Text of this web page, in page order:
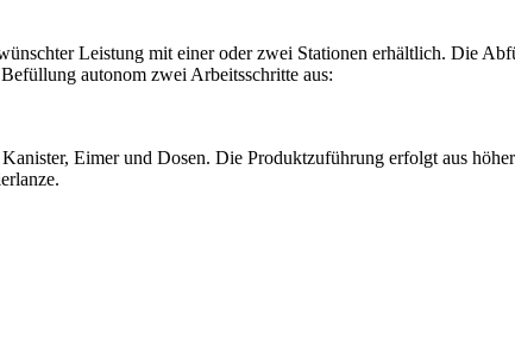
Leistung mit einer oder zwei Stationen erhältlich. Die
autonom zwei Arbeitsschritte aus:
Eimer und Dosen. Die Produktzuführung erfolgt aus